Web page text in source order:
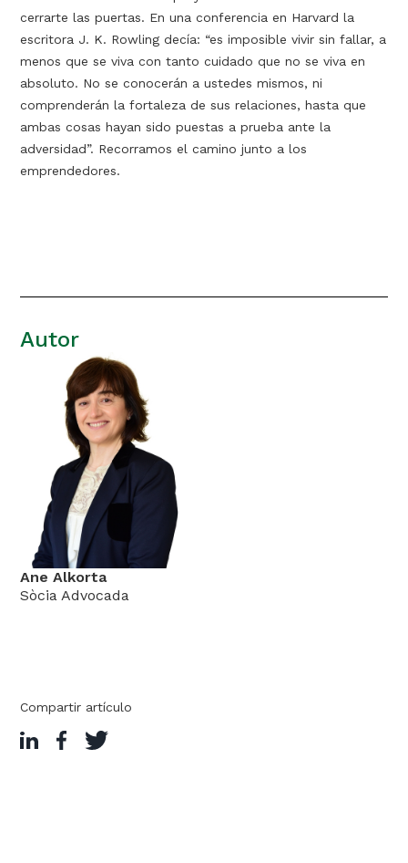
cerrarte las puertas. En una conferencia en Harvard la
escritora J. K. Rowling decía: “es imposible vivir sin fallar, a
menos que se viva con tanto cuidado que no se viva en
absoluto. No se conocerán a ustedes mismos, ni
comprenderán la fortaleza de sus relaciones, hasta que
ambas cosas hayan sido puestas a prueba ante la
adversidad”. Recorramos el camino junto a los
emprendedores.
Autor
Ane Alkorta
Sòcia Advocada
Compartir artículo